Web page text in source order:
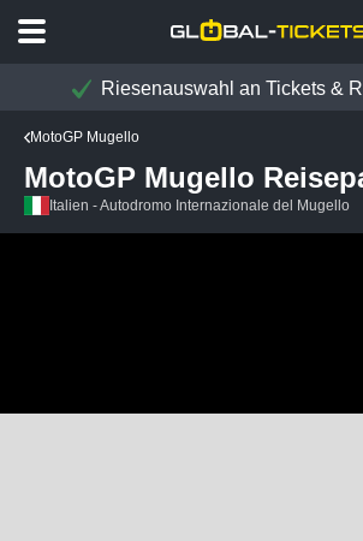
Riesenauswahl an Tickets &
MotoGP Mugello
MotoGP Mugello
Italien - Autodromo Internazionale del Mugello